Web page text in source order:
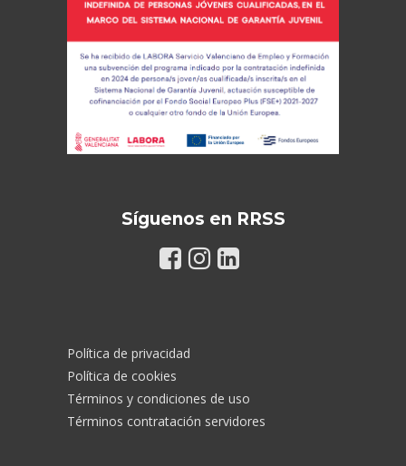
Síguenos en RRSS
Política de privacidad
Política de cookies
Términos y condiciones de uso
Términos contratación servidores